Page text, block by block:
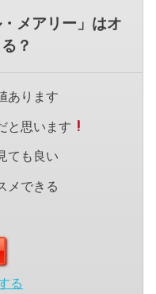
メアリー」はオ
？
あります
と思います
ても良い
メできる
る